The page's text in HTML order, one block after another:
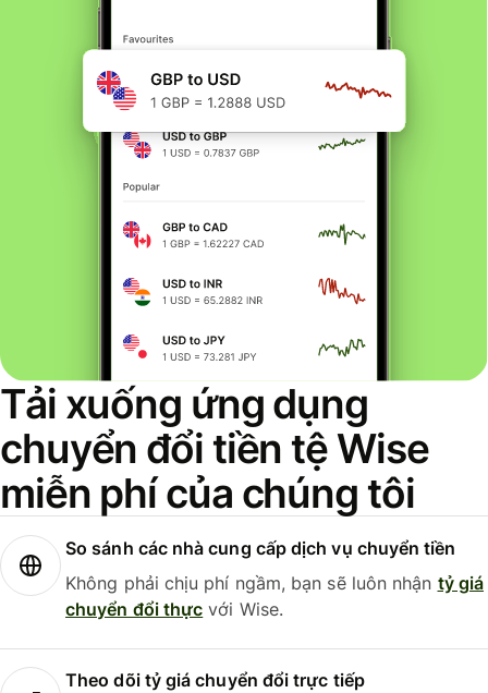
Tải xuống ứng dụng
chuyển đổi tiền tệ Wise
miễn phí của chúng tôi
So sánh các nhà cung cấp dịch vụ chuyển tiền
Không phải chịu phí ngầm, bạn sẽ luôn nhận tỷ giá
chuyển đổi thực với Wise.
Theo dõi tỷ giá chuyển đổi trực tiếp